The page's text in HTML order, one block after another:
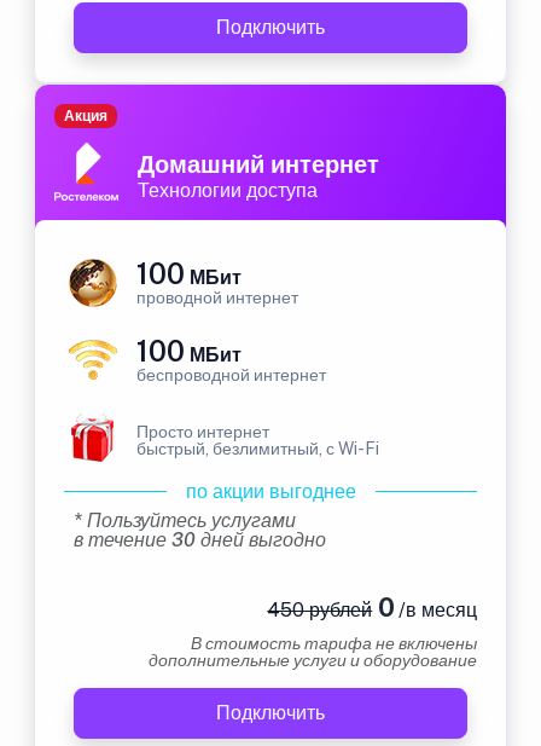
Подключить
Домашний интернет
Технологии доступа
Акция
100 МБит
проводной интернет
100 МБит
беспроводной интернет
Просто интернет
быстрый, безлимитный, с Wi-Fi
по акции выгоднее
* Пользуйтесь услугами
в течение 30 дней выгодно
450 рублей0 /в месяц
В стоимость тарифа не включены
дополнительные услуги и оборудование
Подключить